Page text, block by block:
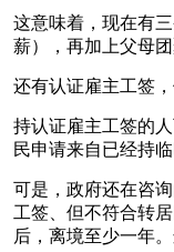
这意味着，现在有
薪），再加上父母团
还有认证雇主工签
持认证雇主工签的
民申请来自已经持
可是，政府还在咨
工签、但不符合转
后，离境至少一年。